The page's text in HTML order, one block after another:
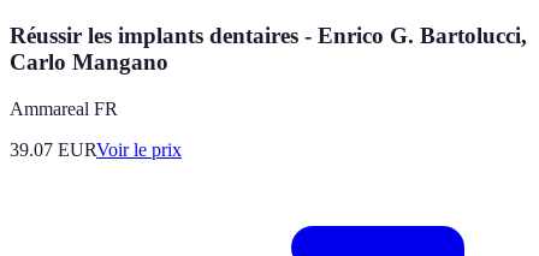
Réussir les implants dentaires - Enrico G. Bartolucci,
Carlo Mangano
Ammareal FR
39.07 EURVoir le prix